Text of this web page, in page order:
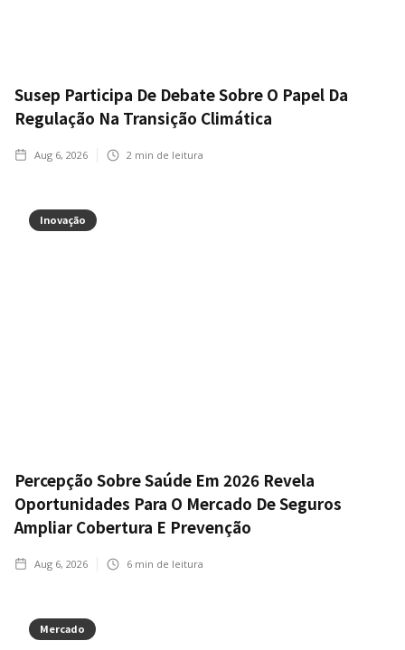
Susep Participa De Debate Sobre O Papel Da
Regulação Na Transição Climática
Aug 6, 2026 2 min de leitura
Inovação
Percepção Sobre Saúde Em 2026 Revela
Oportunidades Para O Mercado De Seguros
Ampliar Cobertura E Prevenção
Aug 6, 2026 6 min de leitura
Mercado